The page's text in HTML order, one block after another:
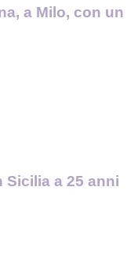
a Milo, con un
a 25 anni